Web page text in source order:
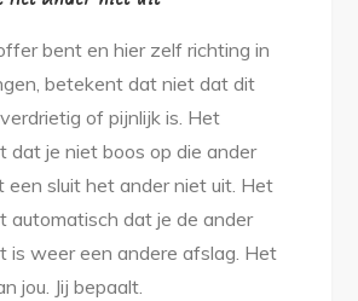
bent en hier zelf richting in
betekent dat niet dat dit
of pijnlijk is. Het
dat je niet boos op die ander
een sluit het ander niet uit. Het
automatisch dat je de ander
is weer een andere afslag. Het
jou. Jij bepaalt.